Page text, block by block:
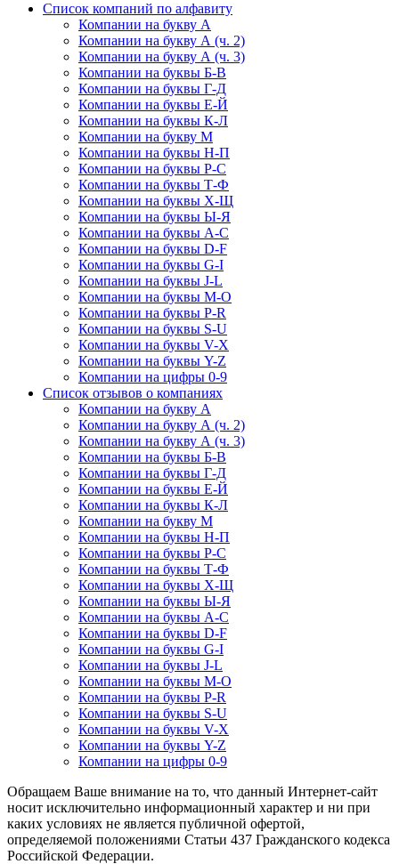
Список компаний по алфавиту
Компании на букву А
Компании на букву А (ч. 2)
Компании на букву А (ч. 3)
Компании на буквы Б-В
Компании на буквы Г-Д
Компании на буквы Е-Й
Компании на буквы К-Л
Компании на букву М
Компании на буквы Н-П
Компании на буквы Р-С
Компании на буквы Т-Ф
Компании на буквы Х-Щ
Компании на буквы Ы-Я
Компании на буквы A-C
Компании на буквы D-F
Компании на буквы G-I
Компании на буквы J-L
Компании на буквы M-O
Компании на буквы P-R
Компании на буквы S-U
Компании на буквы V-X
Компании на буквы Y-Z
Компании на цифры 0-9
Список отзывов о компаниях
Компании на букву А
Компании на букву А (ч. 2)
Компании на букву А (ч. 3)
Компании на буквы Б-В
Компании на буквы Г-Д
Компании на буквы Е-Й
Компании на буквы К-Л
Компании на букву М
Компании на буквы Н-П
Компании на буквы Р-С
Компании на буквы Т-Ф
Компании на буквы Х-Щ
Компании на буквы Ы-Я
Компании на буквы A-C
Компании на буквы D-F
Компании на буквы G-I
Компании на буквы J-L
Компании на буквы M-O
Компании на буквы P-R
Компании на буквы S-U
Компании на буквы V-X
Компании на буквы Y-Z
Компании на цифры 0-9
Обращаем Ваше внимание на то, что данный Интернет-сайт
носит исключительно информационный характер и ни при
каких условиях не является публичной офертой,
определяемой положениями Статьи 437 Гражданского кодекса
Российской Федерации.